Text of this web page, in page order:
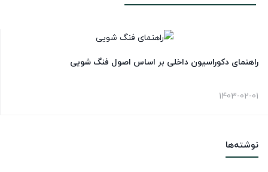
نوشته‌ها
راهنمای دکوراسیون داخلی بر اساس اصول فنگ شویی
1403-02-01